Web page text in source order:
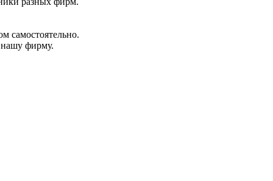
самостоятельно.
нашу фирму.